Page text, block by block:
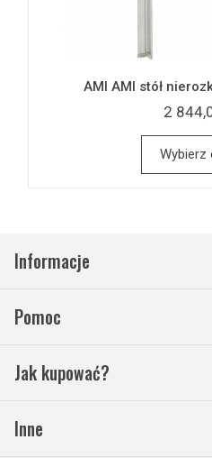
AMI AMI stół
2
Wybierz
Informacje
Pomoc
Jak kupować?
Inne